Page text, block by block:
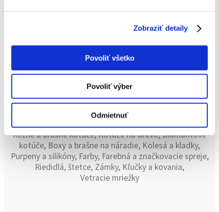
Zobraziť detaily
Povoliť všetko
Povoliť výber
Odmietnuť
Široký sortiment ložísk, gufier a klinových remeňov
INÝ SORTIMENT
Rezné a brúsne kotúče, Kotúče na drevo, Diamantové
kotúče, Boxy a brašne na náradie, Kolesá a kladky,
Purpeny a silikóny, Farby, Farebná a značkovacie spreje,
Riedidlá, štetce, Zámky, Kľučky a kovania,
Vetracie mriežky